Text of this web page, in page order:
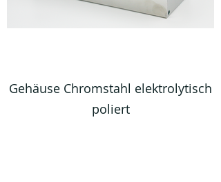
Gehäuse Chromstahl elektrolytisch
poliert